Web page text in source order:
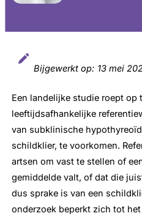
Bijgewerkt op: 13 mei
Een landelijke studie roept op
leeftijdsafhankelijke
van subklinische
schildklier, te voorkomen.
artsen om vast te stellen of
gemiddelde valt, of dat die
dus sprake is van een
onderzoek beperkt zich tot